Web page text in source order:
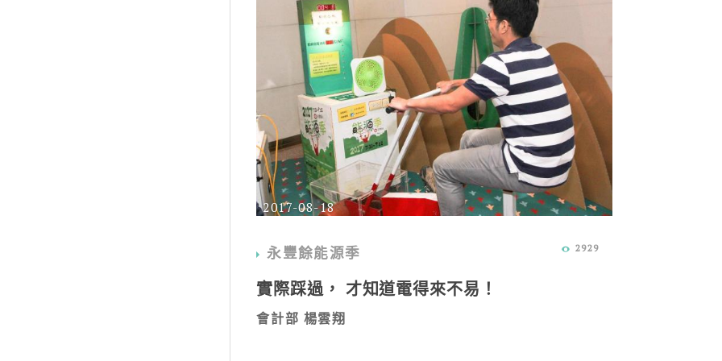
2017-08-18
永豐餘能源季 2929
實際踩過， 才知道電得來不易！
會計部 楊雲翔